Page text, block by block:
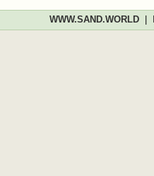
WWW.SAND.WORLD|